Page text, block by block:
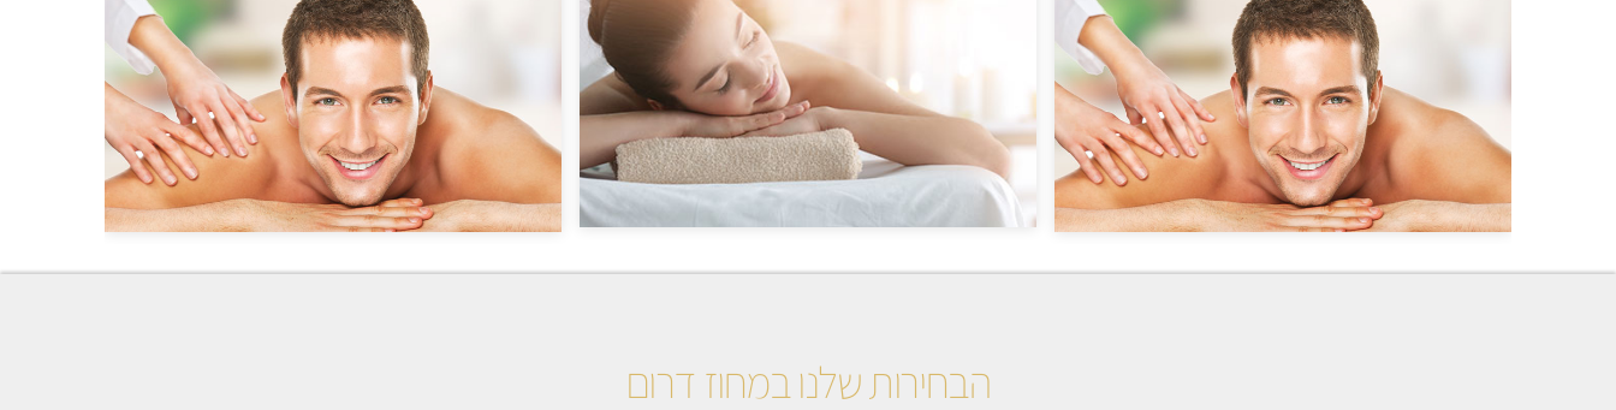
הבחירות שלנו במחוז דרום